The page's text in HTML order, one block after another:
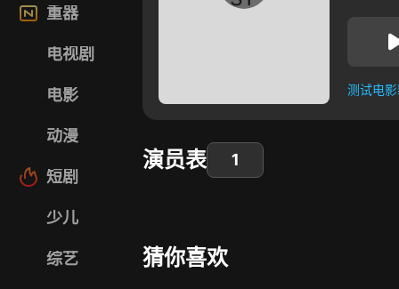
重器
电视剧
电影
动漫
短剧
少儿
综艺
测试电
演员表 1
猜你喜欢